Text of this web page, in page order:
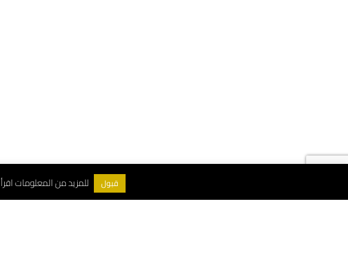
هذا الموقع يستخدم ملف تعريف الارتباط Cookie للمزيد من المعلومات اقرأ قبول